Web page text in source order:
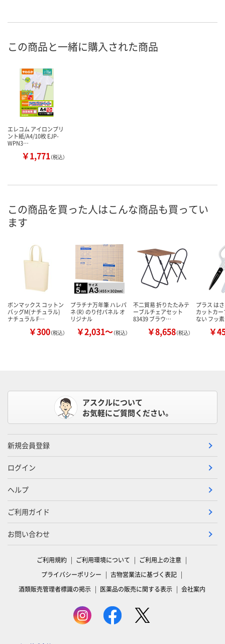
この商品と一緒に購入された商品
エレコム アイロンプリ
ント紙/A4/10枚 EJP-
WPN3…
￥1,771（税込）
この商品を買った人はこんな商品も買ってい
ます
ボンマックス コットン
バッグM(ナチュラル)
ナチュラル F…
￥300（税込）
プラチナ万年筆 ハレパ
ネ（R） のり付パネル オ
リジナル
￥2,031～（税込）
不二貿易 折りたたみテ
ーブルチェアセット
83439 ブラウ…
￥8,658（税込）
プラス は
カットカ
ない フッ
￥
アスクルについて
お気軽にご質問ください。
新規会員登録
ログイン
ヘルプ
ご利用ガイド
お問い合わせ
ご利用規約 ご利用環境について
ご利用上の注意
プライバシーポリシー
古物営業法に基づく表記
酒類販売管理者標識の掲示
医薬品の販売に関する表示 会社案内